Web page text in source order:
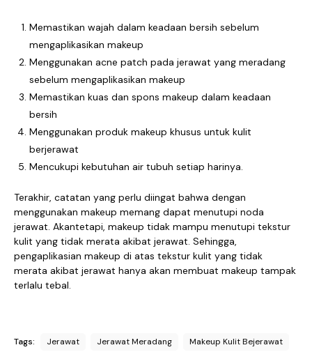
Memastikan wajah dalam keadaan bersih sebelum
mengaplikasikan makeup
Menggunakan acne patch pada jerawat yang meradang
sebelum mengaplikasikan makeup
Memastikan kuas dan spons makeup dalam keadaan
bersih
Menggunakan produk makeup khusus untuk kulit
berjerawat
Mencukupi kebutuhan air tubuh setiap harinya.
Terakhir, catatan yang perlu diingat bahwa dengan
menggunakan makeup memang dapat menutupi noda
jerawat. Akantetapi, makeup tidak mampu menutupi tekstur
kulit yang tidak merata akibat jerawat. Sehingga,
pengaplikasian makeup di atas tekstur kulit yang tidak
merata akibat jerawat hanya akan membuat makeup tampak
terlalu tebal.
Tags: Jerawat Jerawat Meradang Makeup Kulit Bejerawat